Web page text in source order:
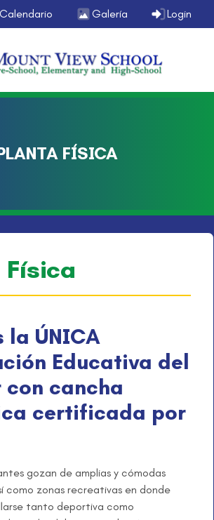
Calendario Galería Login
FÍSICA
la ÚNICA
Educativa del
cancha
certificada por
gozan de amplias y cómodas
como zonas recreativas en donde
tanto deportiva como